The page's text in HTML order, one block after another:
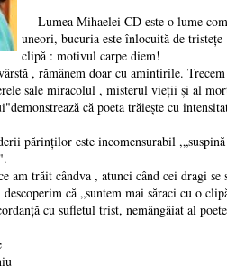
Lumea Mihaelei CD este o lume
uneori, bucuria este înlocuită de
clipă : motivul carpe diem!
, rămânem doar cu amintirile.
sale miracolul , misterul vieții și al
că poeta trăiește cu
părinților este incomensurabil
am trăit cândva , atunci când cei dragi
că „suntem mai săraci cu o
cu sufletul trist, nemângâiat al